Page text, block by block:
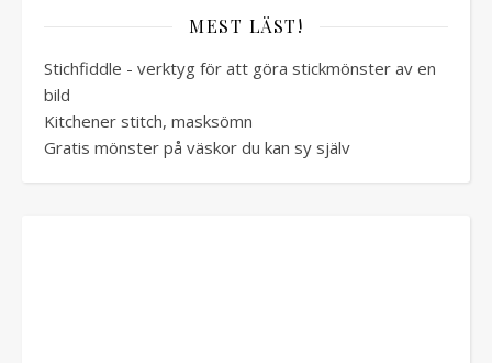
MEST LÄST!
Stichfiddle - verktyg för att göra stickmönster av en
bild
Kitchener stitch, masksömn
Gratis mönster på väskor du kan sy själv